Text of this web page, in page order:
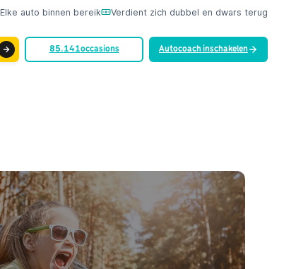
Elke auto binnen bereik Verdient zich dubbel en dwars terug
85.141occasions Autocoach inschakelen